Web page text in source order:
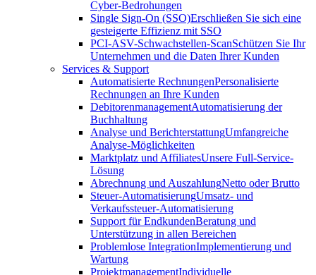
Cyber-Bedrohungen
Single Sign-On (SSO)Erschließen Sie sich eine
gesteigerte Effizienz mit SSO
PCI-ASV-Schwachstellen-ScanSchützen Sie Ihr
Unternehmen und die Daten Ihrer Kunden
Services & Support
Automatisierte RechnungenPersonalisierte
Rechnungen an Ihre Kunden
DebitorenmanagementAutomatisierung der
Buchhaltung
Analyse und BerichterstattungUmfangreiche
Analyse-Möglichkeiten
Marktplatz und AffiliatesUnsere Full-Service-
Lösung
Abrechnung und AuszahlungNetto oder Brutto
Steuer-AutomatisierungUmsatz- und
Verkaufssteuer-Automatisierung
Support für EndkundenBeratung und
Unterstützung in allen Bereichen
Problemlose IntegrationImplementierung und
Wartung
ProjektmanagementIndividuelle